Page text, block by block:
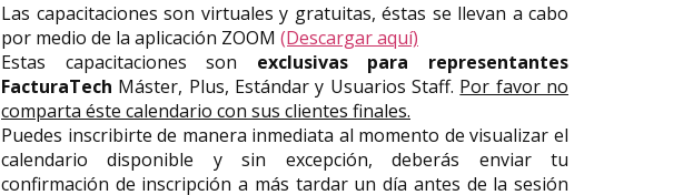
Las capacitaciones son virtuales y gratuitas, éstas se llevan a cabo
por medio de la aplicación ZOOM (Descargar aquí)
Estas capacitaciones son exclusivas para representantes
FacturaTech Máster, Plus, Estándar y Usuarios Staff. Por favor no
comparta éste calendario con sus clientes finales.
Puedes inscribirte de manera inmediata al momento de visualizar el
calendario disponible y sin excepción, deberás enviar tu
confirmación de inscripción a más tardar un día antes de la sesión